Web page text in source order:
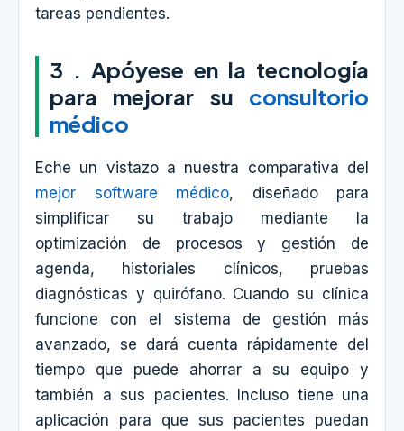
tareas pendientes.
3 . Apóyese en la tecnología
para mejorar su consultorio
médico
Eche un vistazo a nuestra comparativa del
mejor software médico, diseñado para
simplificar su trabajo mediante la
optimización de procesos y gestión de
agenda, historiales clínicos, pruebas
diagnósticas y quirófano. Cuando su clínica
funcione con el sistema de gestión más
avanzado, se dará cuenta rápidamente del
tiempo que puede ahorrar a su equipo y
también a sus pacientes. Incluso tiene una
aplicación para que sus pacientes puedan